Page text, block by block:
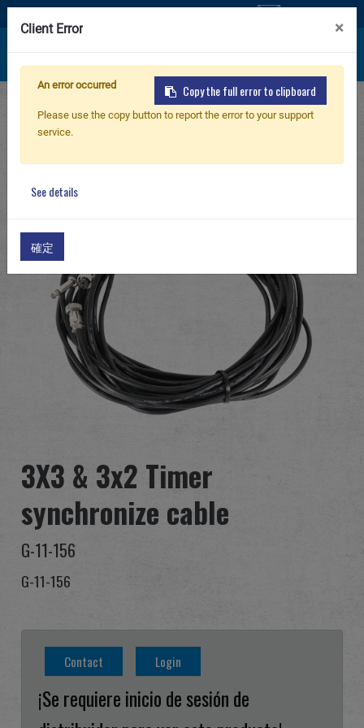
Nuevo producto
Airsoft Rifle
Piezas & Accesorios
BB Series
Sistema de Entrenamiento
Distribuidor
Sobre nosotros
Competitions & Event
Soporte
繁體中文
Français
Inicio Products
PARTS & ACCESSORIES
G-11 Batteries / Charger / ETU / Target
3X3 & 3x2 Timer
synchronize cable
G-11-156
G-11-156
Contact Login
¡Se requiere inicio de sesión de
Client Error ×
Copy the full error to clipboard
An error occurred
Please use the copy button to report the error to your support
service.
See details
確定